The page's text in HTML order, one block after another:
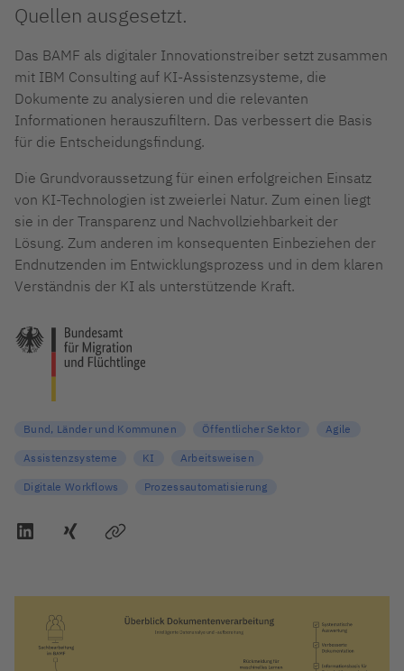
Bund, Länder und Kommunen Öffentlicher Sektor Agile
Assistenzsysteme KI Arbeitsweisen
Digitale Workflows Prozessautomatisierung
Quellen ausgesetzt.
Das BAMF als digitaler Innovationstreiber setzt zusammen
mit IBM Consulting auf KI-Assistenzsysteme, die
Dokumente zu analysieren und die relevanten
Informationen herauszufiltern. Das verbessert die Basis
für die Entscheidungsfindung.
Die Grundvoraussetzung für einen erfolgreichen Einsatz
von KI-Technologien ist zweierlei Natur. Zum einen liegt
sie in der Transparenz und Nachvollziehbarkeit der
Lösung. Zum anderen im konsequenten Einbeziehen der
Endnutzenden im Entwicklungsprozess und in dem klaren
Verständnis der KI als unterstützende Kraft.